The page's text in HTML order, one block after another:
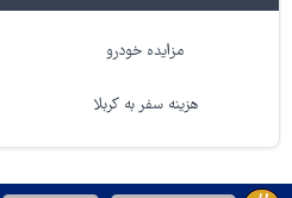
مزایده خودرو
هزینه سفر به کربلا